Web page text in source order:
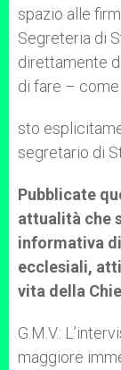
spazio alle
Segreteria di
direttamente
di fare –
sto
segretario di
Pubblicate
attualità che
informativa
ecclesiali,
vita della
G.M.V.:
maggiore